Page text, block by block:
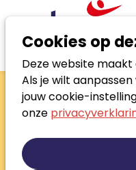
Cookies op
Deze website
Als je wilt
jouw cookie-
onze
Zoek
Mark
Loopbaancoach -
ontwikkelaar
Loopbaanontwikkeling